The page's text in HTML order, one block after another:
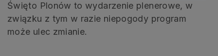
Święto Plonów to wydarzenie plenerowe, w
związku z tym w razie niepogody program
może ulec zmianie.